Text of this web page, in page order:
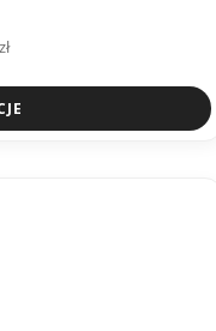
zł